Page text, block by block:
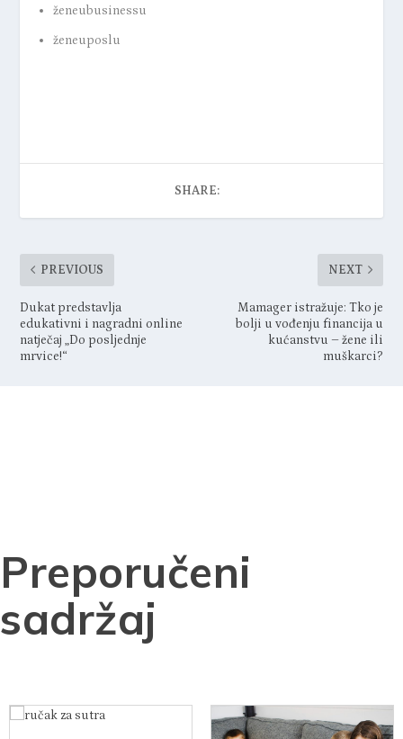
ženeubusinessu
ženeuposlu
SHARE:
PREVIOUS
Dukat predstavlja
edukativni i nagradni online
natječaj „Do posljednje
mrvice!“
NEXT
Mamager istražuje: Tko je
bolji u vođenju financija u
kućanstvu – žene ili
muškarci?
Preporučeni
sadržaj